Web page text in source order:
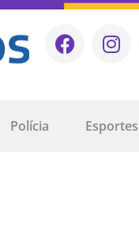
Polícia Esportes